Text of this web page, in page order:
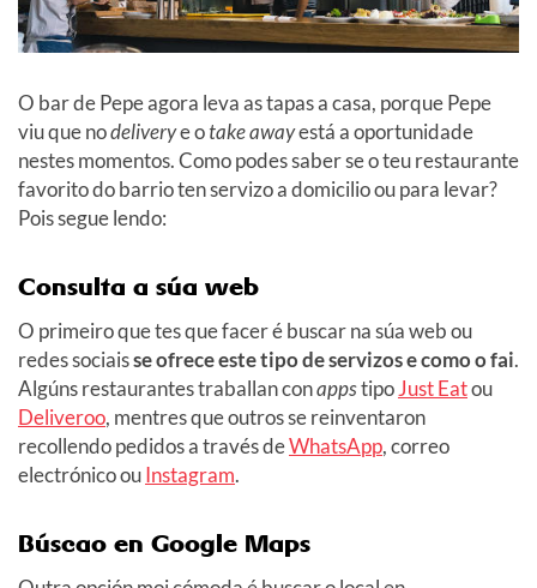
O bar de Pepe agora leva as tapas a casa, porque Pepe
viu que nodeliverye otake awayestá a oportunidade
nestes momentos. Como podes saber se o teu restaurante
favorito do barrio ten servizo a domicilio ou para levar?
Pois segue lendo:
Consulta a súa web
O primeiro que tes que facer é buscar na súa web ou
redes sociaisse ofrece este tipo de servizos e como o fai.
Algúns restaurantes traballan conappstipoJust Eatou
Deliveroo, mentres que outros se reinventaron
recollendo pedidos a través deWhatsApp, correo
electrónico ouInstagram.
Búscao en Google Maps